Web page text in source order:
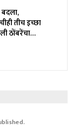
बदला,
तीच इच्छा
ठोंबरेंचा…